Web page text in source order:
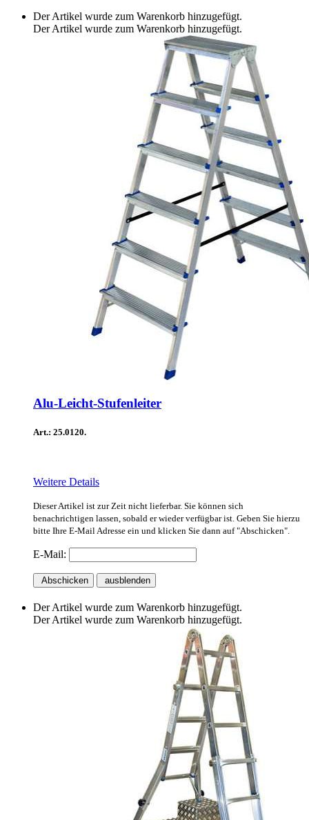
Der Artikel wurde zum Warenkorb hinzugefügt.
Der Artikel wurde zum Warenkorb hinzugefügt.
Alu-Leicht-Stufenleiter
Art.: 25.0120.
Weitere Details
Dieser Artikel ist zur Zeit nicht lieferbar. Sie können sich
benachrichtigen lassen, sobald er wieder verfügbar ist. Geben Sie hierzu
bitte Ihre E-Mail Adresse ein und klicken Sie dann auf "Abschicken".
E-Mail:
Abschicken ausblenden
Der Artikel wurde zum Warenkorb hinzugefügt.
Der Artikel wurde zum Warenkorb hinzugefügt.